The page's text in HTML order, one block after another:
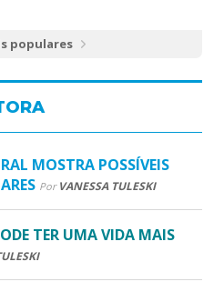
populares
MOSTRA POSSÍVEIS
Por VANESSA TULESKI
TER UMA VIDA MAIS